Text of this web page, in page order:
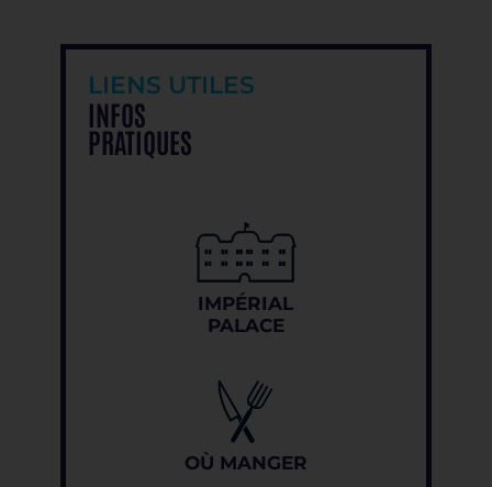
LIENS UTILES
INFOS
PRATIQUES
IMPÉRIAL
PALACE
OÙ MANGER